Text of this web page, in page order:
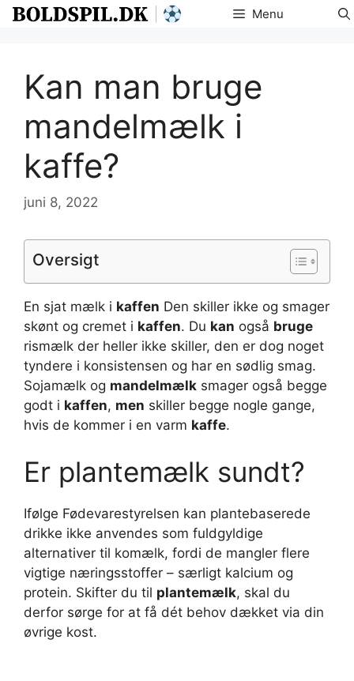
Hop
Menu
Kan man bruge
mandelmælk i
kaffe?
juni 8, 2022
Oversigt
En sjat mælk i kaffen Den skiller ikke og smager
skønt og cremet i kaffen. Du kan også bruge
rismælk der heller ikke skiller, den er dog noget
tyndere i konsistensen og har en sødlig smag.
Sojamælk og mandelmælk smager også begge
godt i kaffen, men skiller begge nogle gange,
hvis de kommer i en varm kaffe.
Er plantemælk sundt?
Ifølge Fødevarestyrelsen kan plantebaserede
drikke ikke anvendes som fuldgyldige
alternativer til komælk, fordi de mangler flere
vigtige næringsstoffer – særligt kalcium og
protein. Skifter du til plantemælk, skal du
derfor sørge for at få dét behov dækket via din
øvrige kost.